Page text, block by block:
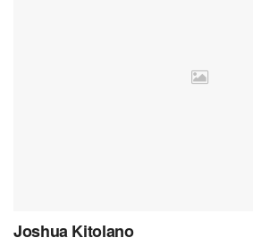
Joshua Kitolano